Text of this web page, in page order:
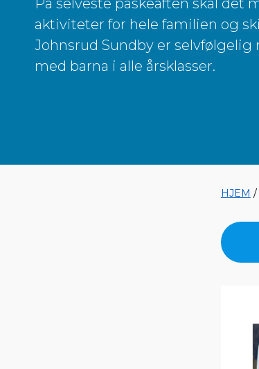
På selveste påskeaften skal det
aktiviteter for hele familien og
Johnsrud Sundby er
med barna i alle årsklasser.
HJEM /